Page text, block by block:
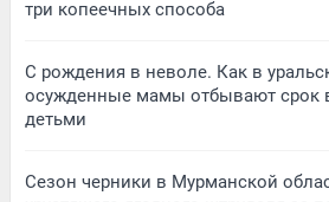
три копеечных способа
С рождения в неволе. Как в
осужденные мамы отбывают срок
детьми
Сезон черники в Мурманской